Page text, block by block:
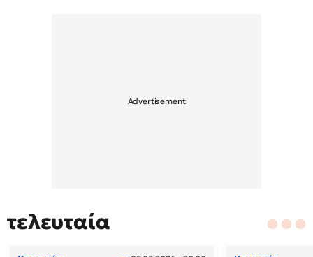
τελευταία